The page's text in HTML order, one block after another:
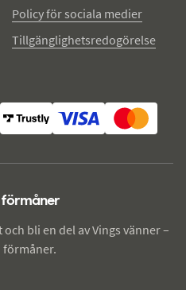
Policy för sociala medier
Tillgänglighetsredogörelse
bli en del av Vings vänner –